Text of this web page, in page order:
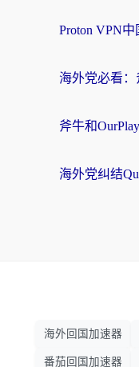
海外回国加速器
番茄回国加速器